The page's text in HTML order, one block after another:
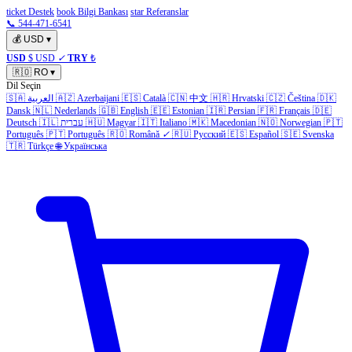
ticket Destek book Bilgi Bankası star Referanslar
📞 544-471-6541
💰 USD ▾
USD $ USD ✓ TRY ₺
🇷🇴 RO ▾
Dil Seçin
🇸🇦 العربية 🇦🇿 Azerbaijani 🇪🇸 Català 🇨🇳 中文 🇭🇷 Hrvatski 🇨🇿 Čeština 🇩🇰
Dansk 🇳🇱 Nederlands 🇬🇧 English 🇪🇪 Estonian 🇮🇷 Persian 🇫🇷 Français 🇩🇪
Deutsch 🇮🇱 עברית 🇭🇺 Magyar 🇮🇹 Italiano 🇲🇰 Macedonian 🇳🇴 Norwegian 🇵🇹
Português 🇵🇹 Português 🇷🇴 Română ✓ 🇷🇺 Русский 🇪🇸 Español 🇸🇪 Svenska
🇹🇷 Türkçe 🌐 Українська